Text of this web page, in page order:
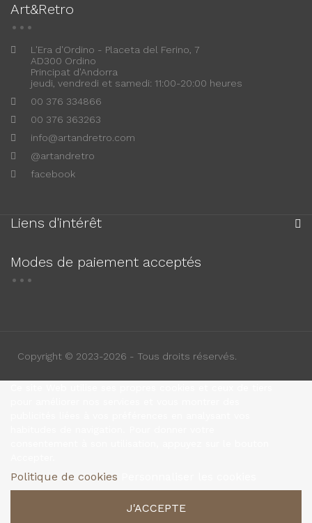
Art&Retro
L'Era d'Ordino - Placeta del Ferino, 7
AD300 Ordino
Principat d'Andorra
jeudi, vendredi et samedi: 11:00-20:00 heures
00 376 334866
00 376 363263
info@artandretro.com
@artandretro
facebook
Liens d'intérêt
Modes de paiement acceptés
Copyright © 2023-2026 - Tous droits réservés.
Politique de cookies
J'ACCEPTE